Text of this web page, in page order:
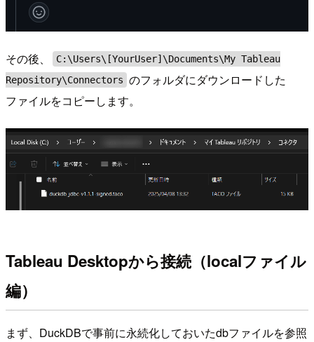
その後、
C:\Users\[YourUser]\Documents\My Tableau
Repository\Connectors のフォルダにダウンロードした
ファイルをコピーします。
Tableau Desktopから接続（localファイル
編）
まず、DuckDBで事前に永続化しておいたdbファイルを参照